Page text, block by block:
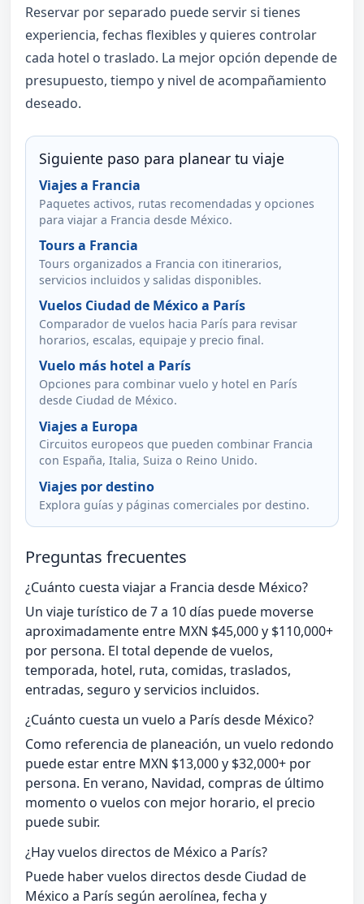
Reservar por separado puede servir si tienes
experiencia, fechas flexibles y quieres controlar
cada hotel o traslado. La mejor opción depende de
presupuesto, tiempo y nivel de acompañamiento
deseado.
Siguiente paso para planear tu viaje
Viajes a Francia
Paquetes activos, rutas recomendadas y opciones
para viajar a Francia desde México.
Tours a Francia
Tours organizados a Francia con itinerarios,
servicios incluidos y salidas disponibles.
Vuelos Ciudad de México a París
Comparador de vuelos hacia París para revisar
horarios, escalas, equipaje y precio final.
Vuelo más hotel a París
Opciones para combinar vuelo y hotel en París
desde Ciudad de México.
Viajes a Europa
Circuitos europeos que pueden combinar Francia
con España, Italia, Suiza o Reino Unido.
Viajes por destino
Explora guías y páginas comerciales por destino.
Preguntas frecuentes
¿Cuánto cuesta viajar a Francia desde México?
Un viaje turístico de 7 a 10 días puede moverse
aproximadamente entre MXN $45,000 y $110,000+
por persona. El total depende de vuelos,
temporada, hotel, ruta, comidas, traslados,
entradas, seguro y servicios incluidos.
¿Cuánto cuesta un vuelo a París desde México?
Como referencia de planeación, un vuelo redondo
puede estar entre MXN $13,000 y $32,000+ por
persona. En verano, Navidad, compras de último
momento o vuelos con mejor horario, el precio
puede subir.
¿Hay vuelos directos de México a París?
Puede haber vuelos directos desde Ciudad de
México a París según aerolínea, fecha y